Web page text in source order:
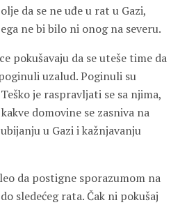
da se ne uđe u rat u Gazi,
ne bi bilo ni onog na severu.
pokušavaju da se uteše time da
uzalud. Poginuli su
je raspravljati se sa njima,
domovine se zasniva na
u Gazi i kažnjavanju
da postigne sporazumom na
sledećeg rata. Čak ni pokušaj